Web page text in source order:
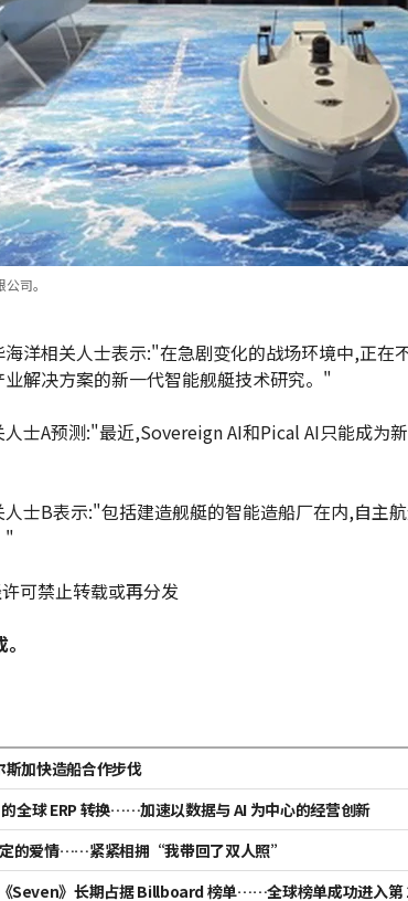
公司。
洋相关人士表示:"在急剧变化的战场环境中,正在
解决方案的新一代智能舰艇技术研究。"
士A预测:"最近,Sovereign AI和Pical AI只能成为
士B表示:"包括建造舰艇的智能造船厂在内,自主
"
可禁止转载或再分发
斯加快造船合作步伐
全球 ERP 转换……加速以数据与 AI 为中心的经营创新
的爱情……紧紧相拥“我带回了双人照”
Seven》长期占据 Billboard 榜单……全球榜单成功进入第